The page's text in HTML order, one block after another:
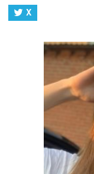
X